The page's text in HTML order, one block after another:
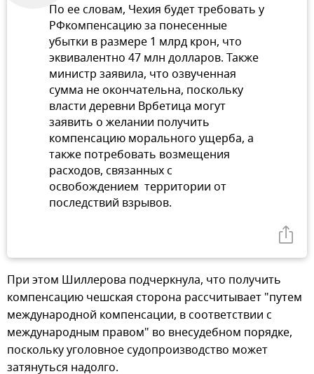
По ее словам, Чехия будет требовать у
РФкомпенсацию за понесенные
убытки в размере 1 млрд крон, что
эквивалентно 47 млн долларов. Также
министр заявила, что озвученная
сумма не окончательна, поскольку
власти деревни Врбетица могут
заявить о желании получить
компенсацию морального ущерба, а
также потребовать возмещения
расходов, связанных с
освобождением территории от
последствий взрывов.
При этом Шиллерова подчеркнула, что получить
компенсацию чешская сторона рассчитывает "путем
международной компенсации, в соответствии с
международным правом" во внесудебном порядке,
поскольку уголовное судопроизводство может
затянуться надолго.